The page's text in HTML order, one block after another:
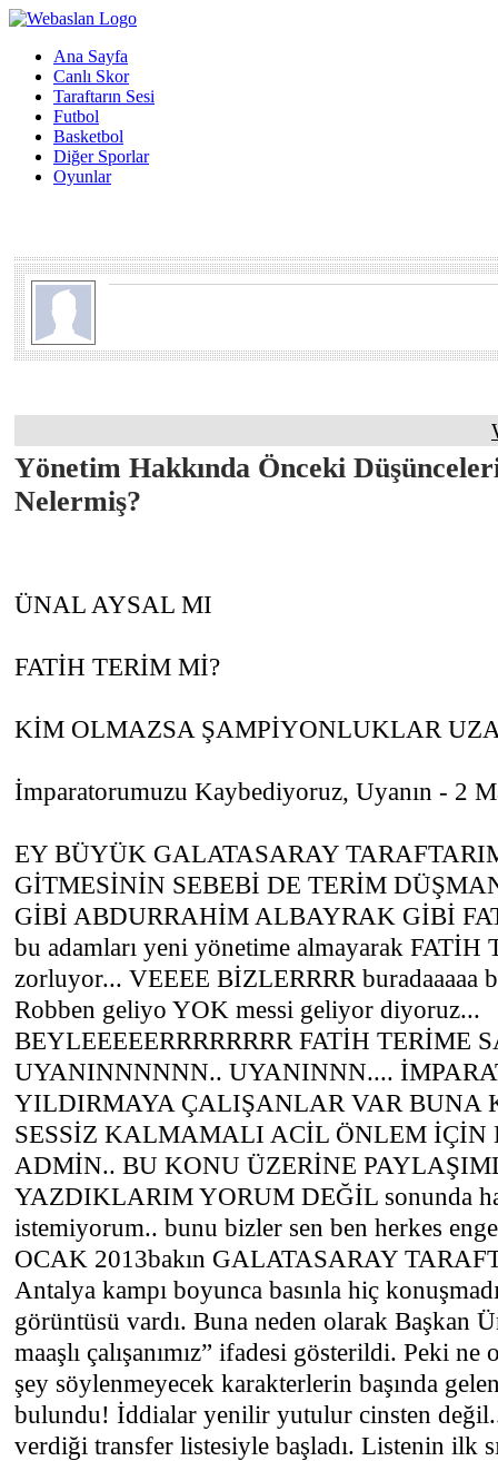
Ana Sayfa
Canlı Skor
Taraftarın Sesi
Futbol
Basketbol
Diğer Sporlar
Oyunlar
Yönetim Hakkında Önceki
Nelermiş?
ÜNAL AYSAL MI
FATİH TERİM Mİ?
KİM OLMAZSA ŞAMPİYONLUKLAR
İmparatorumuzu Kaybediyoruz, Uyanın - 2
EY BÜYÜK GALATASARAY
GİTMESİNİN SEBEBİ DE TERİM
GİBİ ABDURRAHİM ALBAYRAK GİBİ
bu adamları yeni yönetime almayarak
zorluyor... VEEEE BİZLERRRR buradaaaaa
Robben geliyo YOK messi geliyor diyoruz...
BEYLEEEEERRRRRRRR FATİH TERİME
UYANINNNNNN.. UYANINNN....
YILDIRMAYA ÇALIŞANLAR VAR BUNA
SESSİZ KALMAMALI ACİL ÖNLEM
ADMİN.. BU KONU ÜZERİNE
YAZDIKLARIM YORUM DEĞİL sonunda
istemiyorum.. bunu bizler sen ben herkes
OCAK 2013bakın GALATASARAY
Antalya kampı boyunca basınla hiç
görüntüsü vardı. Buna neden olarak Başkan
maaşlı çalışanımız” ifadesi gösterildi. Peki
şey söylenmeyecek karakterlerin başında
bulundu! İddialar yenilir yutulur cinsten
verdiği transfer listesiyle başladı. Listenin ilk